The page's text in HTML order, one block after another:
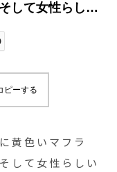
して女性らしい
つ。.あわせてこ
#cardigan
ピーする
黄色いマフラ
して女性らしい